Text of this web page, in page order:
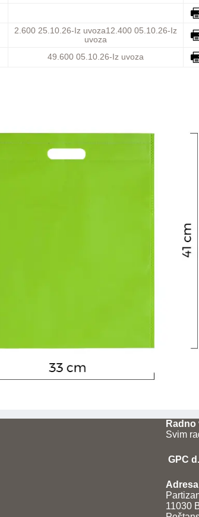
2.600 25.10.26-Iz uvoza12.400 05.10.26-Iz
uvoza
49.600 05.10.26-Iz uvoza
Radno
Svim
GPC
11030